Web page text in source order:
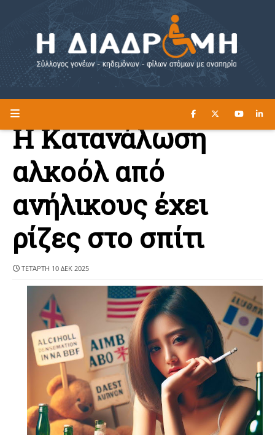
Η ΔΙΑΔΡΟΜΗ ΔΙΑΒΑΣΤΕ ΕΔΩ ►
Η Κατανάλωση
αλκοόλ από
ανήλικους έχει
ρίζες στο σπίτι
ΤΕΤΆΡΤΗ 10 ΔΕΚ 2025